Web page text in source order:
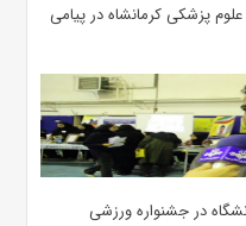
پزشکی کرمانشاه در پیامی
در جشنواره ورزشی